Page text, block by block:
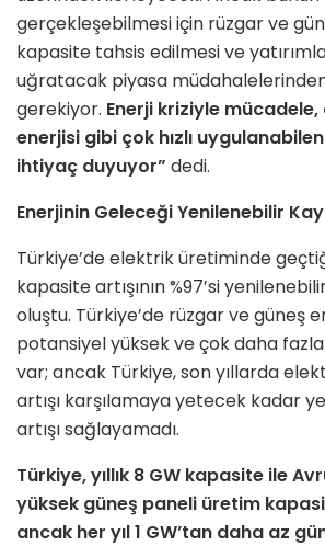
gerçekleşebilmesi için rüzgar ve
kapasite tahsis edilmesi ve
uğratacak piyasa müdahalelerinden
gerekiyor. Enerji kriziyle
enerjisi gibi çok hızlı
ihtiyaç duyuyor” dedi.
Enerjinin Geleceği Yenilenebilir
Türkiye’de elektrik üretiminde
kapasite artışının %97’si
oluştu. Türkiye’de rüzgar ve güneş
potansiyel yüksek ve çok daha
var; ancak Türkiye, son yıllarda
artışı karşılamaya yetecek kadar
artışı sağlayamadı.
Türkiye, yıllık 8 GW kapasite ile
yüksek güneş paneli üretim
ancak her yıl 1 GW’tan daha az